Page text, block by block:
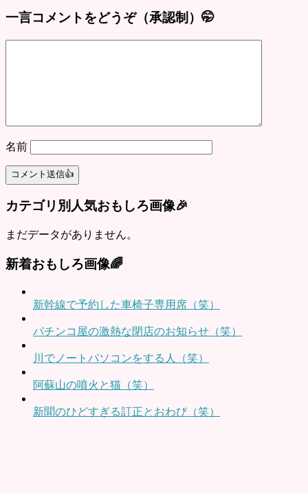
一言コメントをどうぞ（承認制）🤭
名前
カテゴリ別人気おもしろ画像🎉
まだデータがありません。
新着おもしろ画像🌈
新幹線で予約した車椅子専用席（笑）
パチンコ屋の激熱な閉店のお知らせ（笑）
川でノートパソコンをする人（笑）
阿蘇山の噴火と猫（笑）
新聞のひどすぎる訂正とおわび（笑）